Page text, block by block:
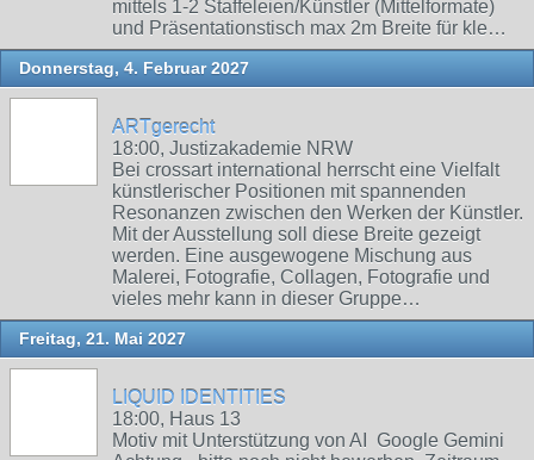
mittels 1-2 Staffeleien/Künstler (Mittelformate)
und Präsentationstisch max 2m Breite für kle…
Donnerstag, 4. Februar 2027
ARTgerecht
18:00, Justizakademie NRW
Bei crossart international herrscht eine Vielfalt
künstlerischer Positionen mit spannenden
Resonanzen zwischen den Werken der Künstler.
Mit der Ausstellung soll diese Breite gezeigt
werden. Eine ausgewogene Mischung aus
Malerei, Fotografie, Collagen, Fotografie und
vieles mehr kann in dieser Gruppe…
Freitag, 21. Mai 2027
LIQUID IDENTITIES
18:00, Haus 13
Motiv mit Unterstützung von AI Google Gemini